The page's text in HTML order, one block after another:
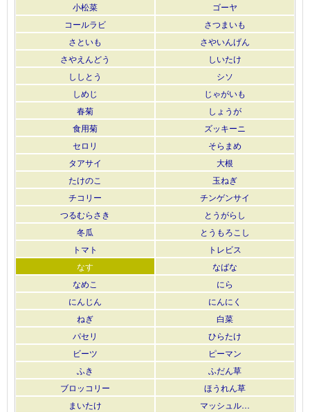
小松菜
ゴーヤ
コールラビ
さつまいも
さといも
さやいんげん
さやえんどう
しいたけ
ししとう
シソ
しめじ
じゃがいも
春菊
しょうが
食用菊
ズッキーニ
セロリ
そらまめ
タアサイ
大根
たけのこ
玉ねぎ
チコリー
チンゲンサイ
つるむらさき
とうがらし
冬瓜
とうもろこし
トマト
トレビス
なす
なばな
なめこ
にら
にんじん
にんにく
ねぎ
白菜
パセリ
ひらたけ
ビーツ
ピーマン
ふき
ふだん草
ブロッコリー
ほうれん草
まいたけ
マッシュル…